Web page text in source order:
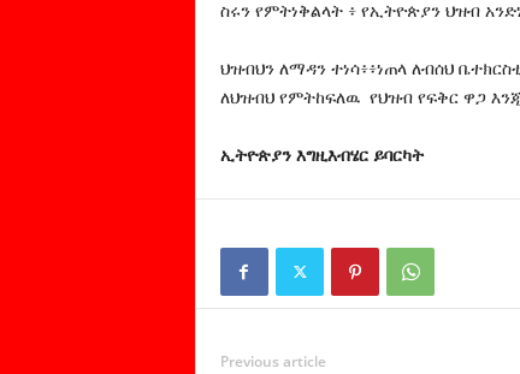
ስሩን የምትነቅልላት ፥ የኢትዮጵያን ህዝብ
ህዝብህን ለማዳን ተነሳ፥፥ነጠላ ለብሰህ
ለህዝብህ የምትከፍለዉ የህዝብ የፍቅር ዋጋ
ኢትዮጵያን እግዚእብሄር ይባርካት
Previous article